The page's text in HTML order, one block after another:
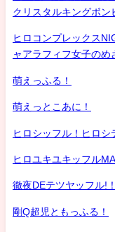
クリスタルキングボン
ヒロコンプレックス
ャアラフィフ女子の
萌えっふる！
萌えっとこあに！
ヒロシッフル！ヒロシ
ヒロユキユキッフル
徹夜DEテツヤッフル!
剛Q超児ともっふる！